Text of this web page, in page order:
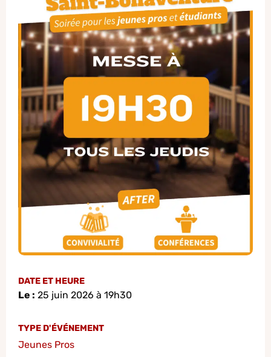
DATE ET HEURE
Le : 25 juin 2026 à 19h30
TYPE D'ÉVÉNEMENT
Jeunes Pros